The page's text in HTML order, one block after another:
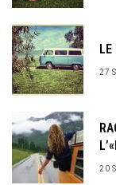
LE
27
20